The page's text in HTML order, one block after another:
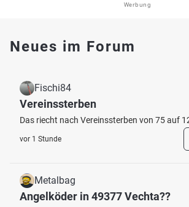
Werbung
Neues im Forum
Fischi84
Vereinssterben
Das riecht nach Vereinssterben von 75 auf
vor 1 Stunde
Metalbag
Angelköder in 49377 Vechta??